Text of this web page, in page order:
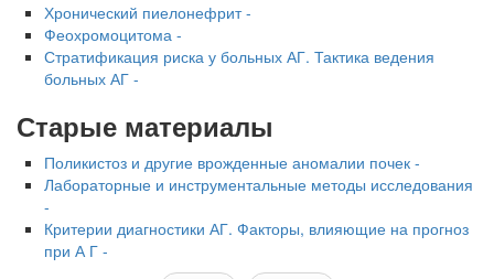
Хронический пиелонефрит -
Феохромоцитома -
Стратификация риска у больных АГ. Тактика ведения
больных АГ -
Старые материалы
Поликистоз и другие врожденные аномалии почек -
Лабораторные и инструментальные методы исследования
-
Критерии диагностики АГ. Факторы, влияющие на прогноз
при А Г -